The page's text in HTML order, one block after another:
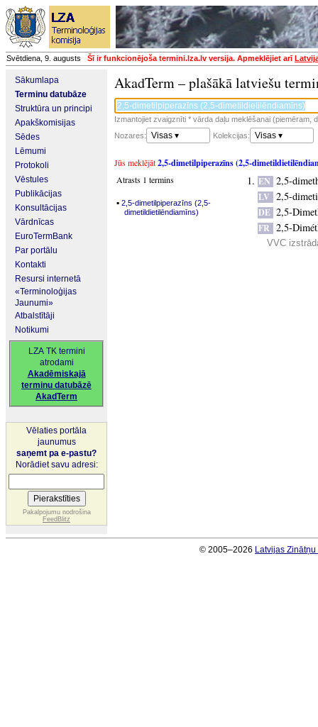
Svētdiena, 9. augusts Šī ir funkcionējoša termini.lza.lv versija. Apmeklējiet arī
Sākumlapa
Terminu datubāze
Struktūra un principi
Apakškomisijas
Sēdes
Lēmumi
Protokoli
Vēstules
Publikācijas
Konsultācijas
Vārdnīcas
EuroTermBank
Par portālu
Kontakti
Resursi internetā
«Terminoloģijas
Jaunumi»
Atbalstītāji
Notikumi
LZA TK termini
atrodami
Akadēmiskajā
terminu datubāzē
AkadTerm
Vēlaties portāla
jaunumus
saņemt pa e-pastu?
Norādiet savu adresi:
Pakalpojumu nodrošina
FeedBlitz
AkadTerm – plašākā latviešu
Izmantojiet zvaigznīti * vārda daļu meklēšanai (piemēram,
Nozares:
Visas ▾ Kolekcijas: Visas ▾
Jūs meklējāt2,5-dimetilpiperazīns (2,5-
Atrasts 1 termins
▪ 2,5-dimetilpiperazīns (2,5-
dimetildietilēndiamīns)
EN 2,5-
LV 2,5-
DE 2,5-
FR 2,5-
VVC
© 2005–2026 Latvijas